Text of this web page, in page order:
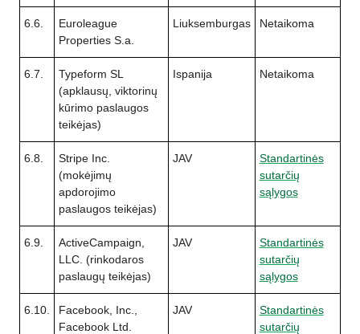
6.6.
Euroleague
Properties S.a.
Liuksemburgas Netaikoma
6.7.
Typeform SL
(apklausų, viktorinų
kūrimo paslaugos
teikėjas)
Ispanija Netaikoma
6.8.
Stripe Inc.
(mokėjimų
apdorojimo
paslaugos teikėjas)
JAV
Standartinės
sutarčių
sąlygos
6.9.
ActiveCampaign,
LLC. (rinkodaros
paslaugų teikėjas)
JAV
Standartinės
sutarčių
sąlygos
6.10.
Facebook, Inc.,
Facebook Ltd.
JAV
Standartinės
sutarčių